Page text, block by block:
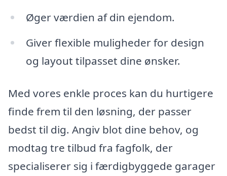
Øger værdien af din ejendom.
Giver flexible muligheder for design
og layout tilpasset dine ønsker.
Med vores enkle proces kan du hurtigere
finde frem til den løsning, der passer
bedst til dig. Angiv blot dine behov, og
modtag tre tilbud fra fagfolk, der
specialiserer sig i færdigbyggede garager